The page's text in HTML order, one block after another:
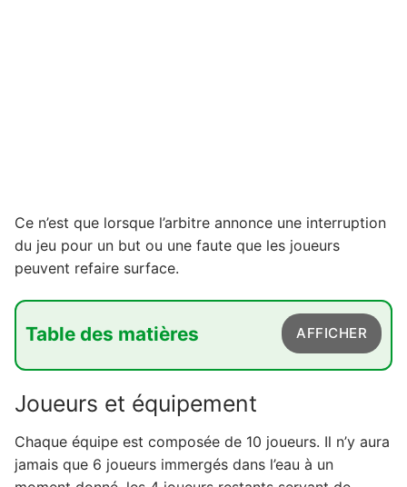
Ce n’est que lorsque l’arbitre annonce une interruption
du jeu pour un but ou une faute que les joueurs
peuvent refaire surface.
Table des matières AFFICHER
2. Marquer des buts
3. Gagner le match
4. Règles du hockey subaquatique
Joueurs et équipement
Chaque équipe est composée de 10 joueurs. Il n’y aura
jamais que 6 joueurs immergés dans l’eau à un